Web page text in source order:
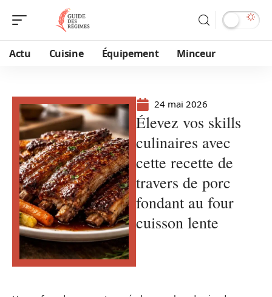
Actu Cuisine Équipement Minceur
24 mai 2026
Élevez vos skills
culinaires avec
cette recette de
travers de porc
fondant au four
cuisson lente